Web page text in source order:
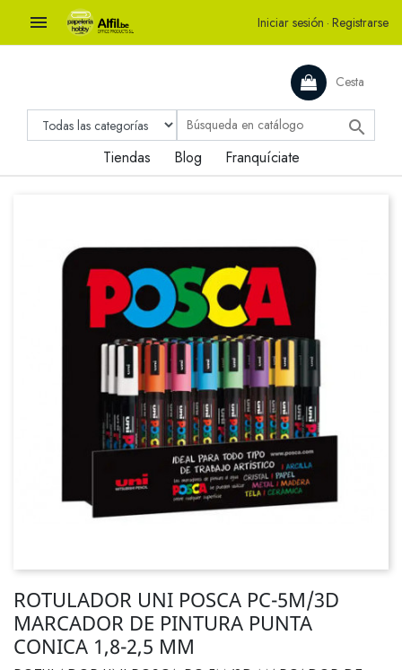
 Iniciar sesión · Registrarse
Cesta

Tiendas Blog Franquíciate
ROTULADOR UNI POSCA PC-5M/3D
MARCADOR DE PINTURA PUNTA
CONICA 1,8-2,5 MM